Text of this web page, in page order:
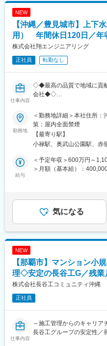
しているため、有給を活用
りと取得することが根付い
職場環境です。
変更の範囲：会社の定める
NEW
【沖縄／豊見城市】上下
用） 年間休日120日／年
株式会社翔エンジニアリング
正社員 転勤なし
仕事内容
◇◆最高の品質で地域に貢
会社◆◇
“働く人”に対して 株式会
案のできる技術者集団」を
営上の最重点項目であると
技術もお客様も信頼もすべ
を大切にし、会社が永続的
全力で取り組みます。
【職務詳細】
・自身のノウハウの次世代
・他社との協業案件あり（
可能）
・プロフェッショナルとし
・長期連休/有給休暇取得可
・長期的に活躍している社
勤務地
＜勤務地詳細＞本社住所
策：屋内全面禁煙
【最寄り駅】
小禄駅、奥武山公園駅、赤
給与
＜予定年収＞600万円～
＞月額（基本給）：
見込みです）■該当者には
給：年1回（4月）■賞与：
賃金はあくまでも目安の金
性があります。月給(月額)
気になる
NEW
【那覇市】マンション小
理◇安定の長谷工G／残業
株式会社長谷工コミュニティ沖縄
正社員
仕事内容
～施工管理からのキャリア
長谷工グループの安定性／